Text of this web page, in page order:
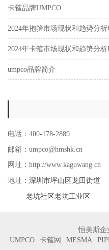
卡箍品牌UMPCO
2024年抱箍市场现状和趋势分析
2024年卡箍市场现状和趋势分析
umpco品牌简介
电话：400-178-2889
邮箱：umpco@hmshk.cn
网址：http://www.kaguwang.cn
地址： 深圳市坪山区龙田街道
老坑社区老坑工业区
恒美斯企
UMPCO
卡箍网 MESMA